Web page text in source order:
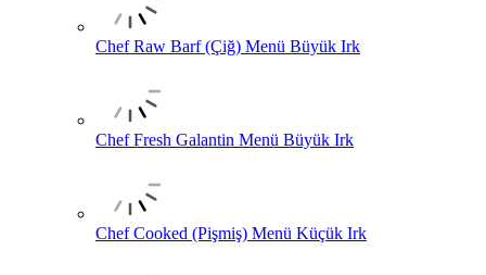
Chef Raw Barf (Çiğ) Menü Büyük Irk
Chef Fresh Galantin Menü Büyük Irk
Chef Cooked (Pişmiş) Menü Küçük Irk